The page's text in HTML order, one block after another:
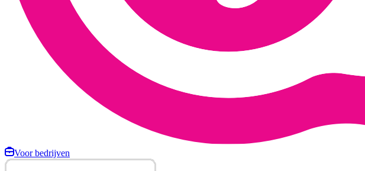
Voor bedrijven